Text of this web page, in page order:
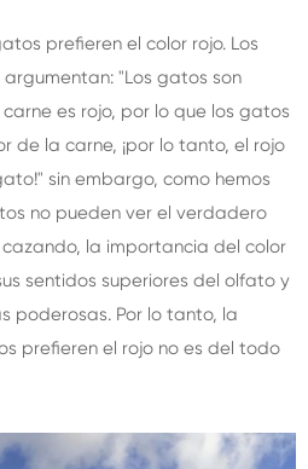
prefieren el color rojo. Los
"Los gatos son
es rojo, por lo que los gatos
de la carne, ¡por lo tanto, el rojo
sin embargo, como hemos
no pueden ver el verdadero
la importancia del color
sentidos superiores del olfato y
poderosas. Por lo tanto, la
prefieren el rojo no es del todo